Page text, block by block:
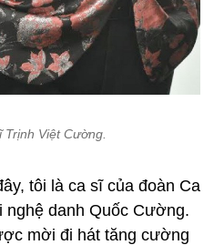
Trịnh Việt Cường.
tôi là ca sĩ của đoàn Ca
nghệ danh Quốc Cường.
mời đi hát tăng cường